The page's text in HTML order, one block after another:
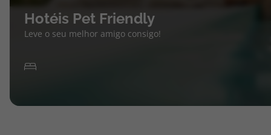
Hotéis Pet Friendly
Leve o seu melhor amigo consigo!